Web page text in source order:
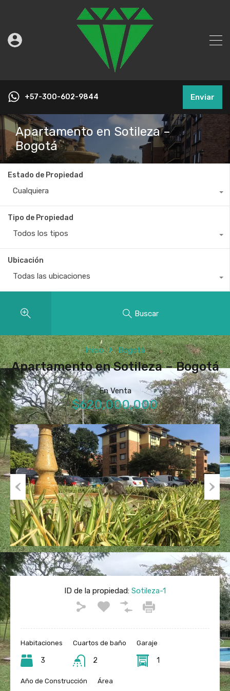
+57-300-602-9844 Enviar
Apartamento en Sotileza –
Bogotá
Estado de Propiedad
Cualquiera
Tipo de Propiedad
Todos los tipos
Ubicación
Todas las ubicaciones
Buscar
Inicio Bogotá
Apartamento en Sotileza – Bogotá
En Venta
$620,000,000
Previous Next
ID de la propiedad: Sotileza-1
Habitaciones
3
Cuartos de baño
2
Garaje
1
Año de Construcción Área